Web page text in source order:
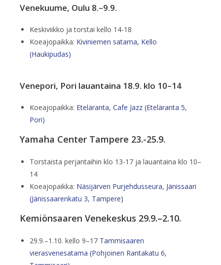
Venekuume, Oulu 8.–9.9.
Keskiviikko ja torstai kello 14-18
Koeajopaikka: Kiviniemen satama, Kello
(Haukipudas)
Venepori, Pori lauantaina 18.9. klo 10–14
Koeajopaikka: Eteläranta, Cafe Jazz (Eteläranta 5,
Pori)
Yamaha Center Tampere 23.-25.9.
Torstaista perjantaihin klo 13-17 ja lauantaina klo 10–
14
Koeajopaikka: Näsijärven Purjehdusseura, Jänissaari
(Jänissaarenkatu 3, Tampere)
Kemiönsaaren Venekeskus 29.9.–2.10.
29.9.–1.10. kello 9–17 Tammisaaren
vierasvenesatama (Pohjoinen Rantakatu 6,